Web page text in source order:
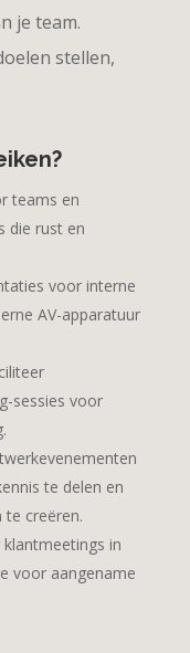
je team.
stellen,
teams en
die rust en
voor interne
AV-apparatuur
sessies voor
te delen en
te creëren.
klantmeetings in
voor aangename